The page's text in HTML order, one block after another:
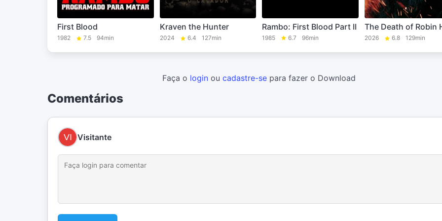
First Blood
1982 7.5 94min
Kraven the Hunter
2024 6.4 127min
Rambo: First Blood Part II
1985 6.7 96min
The Death of Robin
2026 6.8 129min
Faça o login ou cadastre-se para fazer o Download
Comentários
Visitante